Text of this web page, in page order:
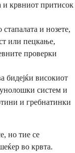
и крвниот притисок
и нозете,
или пецкање,
проверки
бидејќи високиот
систем и
и гребнатинки
но тие се
во крвта.